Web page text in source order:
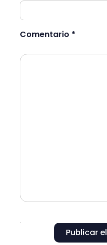
Comentario *
Publicar